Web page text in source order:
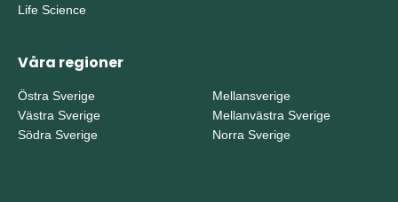
Life Science
Våra regioner
Östra Sverige
Västra Sverige
Södra Sverige
Mellansverige
Mellanvästra Sverige
Norra Sverige